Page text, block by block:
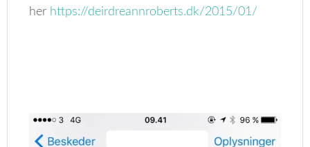
her https://deirdreannroberts.dk/2015/01/